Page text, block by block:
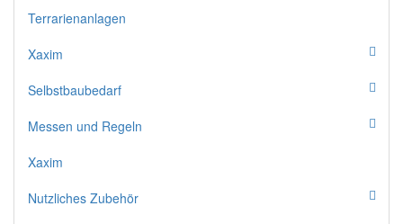
Terrarienanlagen
Xaxim
Selbstbaubedarf
Messen und Regeln
Xaxim
Nutzliches Zubehör